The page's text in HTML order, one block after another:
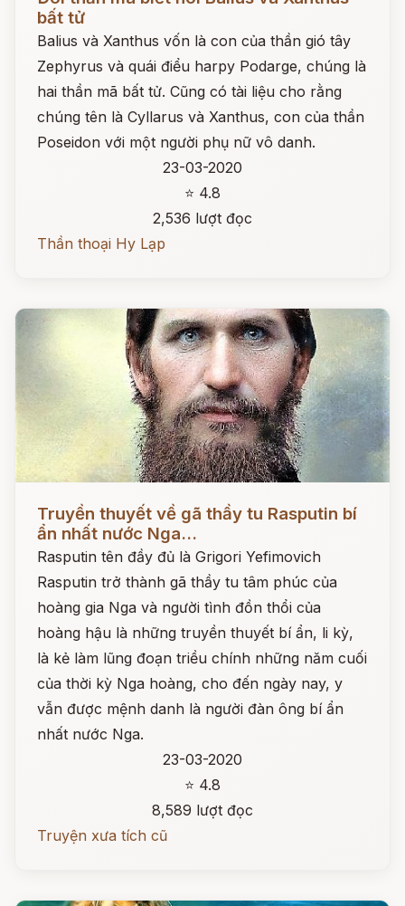
bất tử
Balius và Xanthus vốn là con của thần gió tây
Zephyrus và quái điểu harpy Podarge, chúng là
hai thần mã bất tử. Cũng có tài liệu cho rằng
chúng tên là Cyllarus và Xanthus, con của thần
Poseidon với một người phụ nữ vô danh.
23-03-2020
⭐ 4.8
2,536 lượt đọc
Thần thoại Hy Lạp
Đọc ngay
Truyền thuyết về gã thầy tu Rasputin bí
ẩn nhất nước Nga...
Rasputin tên đầy đủ là Grigori Yefimovich
Rasputin trở thành gã thầy tu tâm phúc của
hoàng gia Nga và người tình đồn thổi của
hoàng hậu là những truyền thuyết bí ẩn, li kỳ,
là kẻ làm lũng đoạn triều chính những năm cuối
của thời kỳ Nga hoàng, cho đến ngày nay, y
vẫn được mệnh danh là người đàn ông bí ẩn
nhất nước Nga.
23-03-2020
⭐ 4.8
8,589 lượt đọc
Truyện xưa tích cũ